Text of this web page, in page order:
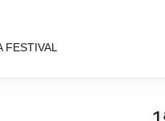
FESTIVAL